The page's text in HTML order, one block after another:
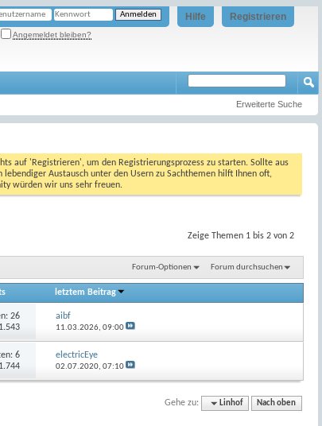
Registrieren
Hilfe
Angemeldet bleiben?
Erweiterte Suche
auf 'Registrieren', um den Registrierungsprozess zu starten. Sollte aus
Austausch unter den Usern zu Sachthemen hilft Ihnen oft,
würden wir uns sehr freuen.
Zeige Themen 1 bis 2 von 2
Forum-Optionen Forum durchsuchen
letztem Beitrag
26
aibf
11.03.2026,09:00
6
electricEye
02.07.2020,07:10
Gehe zu: Linhof Nach oben